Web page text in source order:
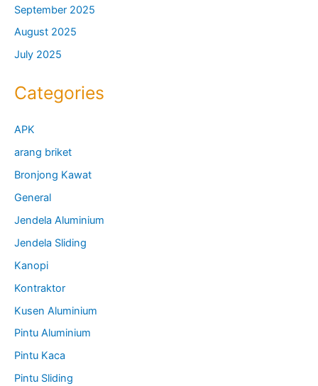
September 2025
August 2025
July 2025
Categories
APK
arang briket
Bronjong Kawat
General
Jendela Aluminium
Jendela Sliding
Kanopi
Kontraktor
Kusen Aluminium
Pintu Aluminium
Pintu Kaca
Pintu Sliding